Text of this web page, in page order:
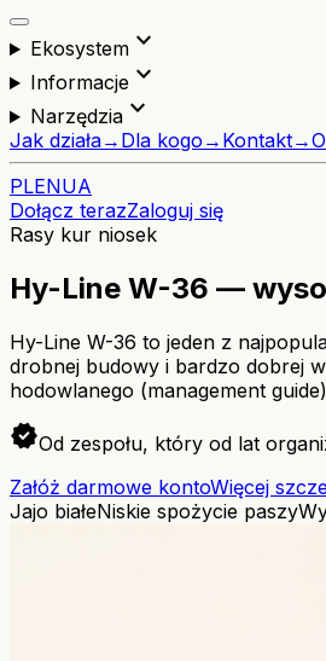
Ekosystemexpand_more
Informacjeexpand_more
Narzędziaexpand_more
Jak działa→ Dla kogo → Kontakt→
PLENUA
Dołącz terazZaloguj się
Rasy kur niosek
Hy-Line W-36 —
Hy-Line W-36 to jeden z
drobnej budowy i bardzo dobrej
hodowlanego (management
verifiedOd zespołu, który od lat
Załóż darmowe kontoWięcej
Jajo białeNiskie spożycie paszy